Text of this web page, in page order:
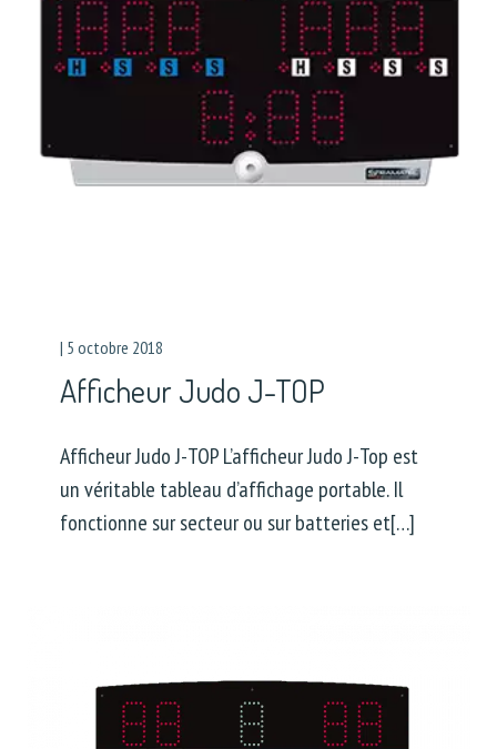
| 5 octobre 2018
Afficheur Judo J-TOP
Afficheur Judo J-TOP L’afficheur Judo J-Top est
un véritable tableau d’affichage portable. Il
fonctionne sur secteur ou sur batteries et[…]